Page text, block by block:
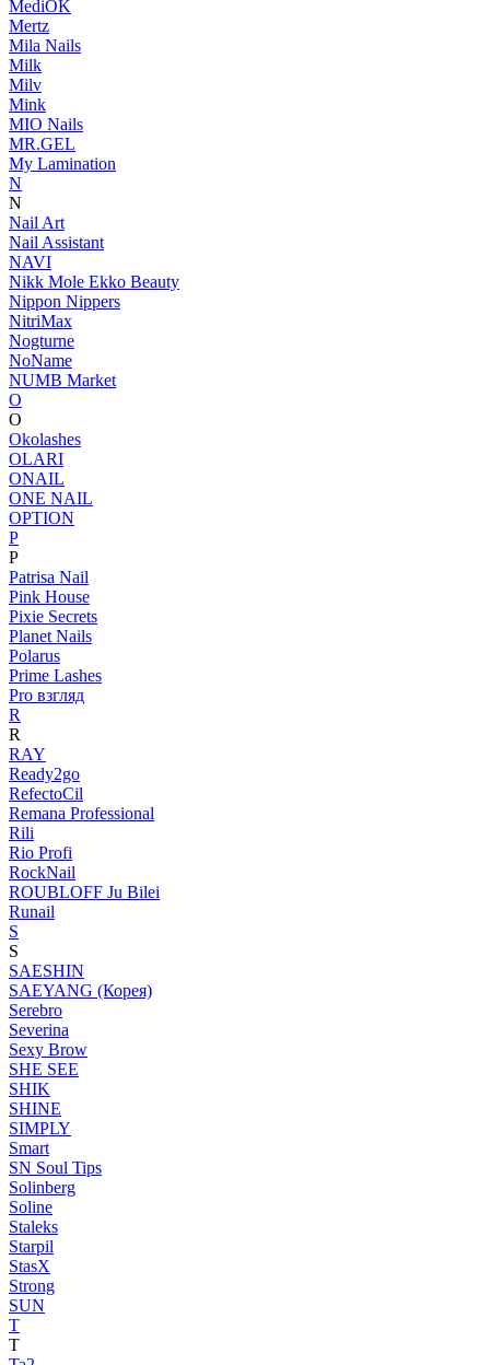
MediOK
Mertz
Mila Nails
Milk
Milv
Mink
MIO Nails
MR.GEL
My Lamination
N
N
Nail Art
Nail Assistant
NAVI
Nikk Mole Ekko Beauty
Nippon Nippers
NitriMax
Nogturne
NoName
NUMB Market
O
O
Okolashes
OLARI
ONAIL
ONE NAIL
OPTION
P
P
Patrisa Nail
Pink House
Pixie Secrets
Planet Nails
Polarus
Prime Lashes
Pro взгляд
R
R
RAY
Ready2go
RefectoCil
Remana Professional
Rili
Rio Profi
RockNail
ROUBLOFF Ju Bilei
Runail
S
S
SAESHIN
SAEYANG (Корея)
Serebro
Severina
Sexy Brow
SHE SEE
SHIK
SHINE
SIMPLY
Smart
SN Soul Tips
Solinberg
Soline
Staleks
Starpil
StasX
Strong
SUN
T
T